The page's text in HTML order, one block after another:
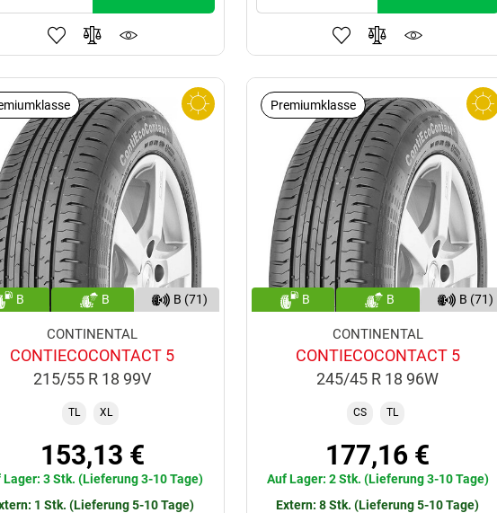
B B B (71)
CONTINENTAL
CONTIECOCONTACT 5
215/55 R 18 99V
TL XL
153,13 €
Lager: 3 Stk. (Lieferung 3-10 Tage)
1 Stk. (Lieferung 5-10 Tage)
Premiumklasse
B B B (71)
CONTINENTAL
CONTIECOCONTACT 5
245/45 R 18 96W
CS TL
177,16 €
Auf Lager: 2 Stk. (Lieferung 3-10 Tage)
Extern: 8 Stk. (Lieferung 5-10 Tage)